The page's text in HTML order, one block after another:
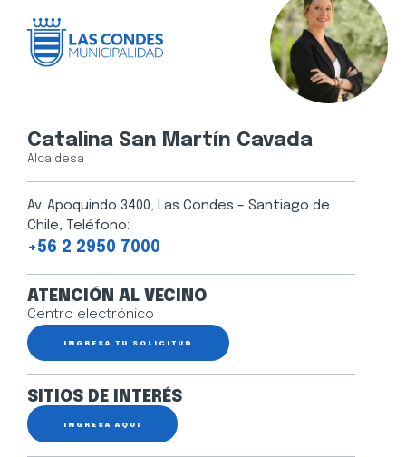
Catalina San Martín Cavada
Alcaldesa
Av. Apoquindo 3400, Las Condes – Santiago de
Chile, Teléfono:
+56 2 2950 7000
ATENCIÓN AL VECINO
Centro electrónico
INGRESA TU SOLICITUD
SITIOS DE INTERÉS
INGRESA AQUÍ